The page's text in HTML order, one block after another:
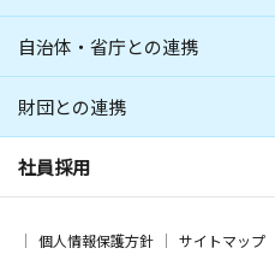
自治体・省庁との連携
財団との連携
社員採用
個人情報保護方針 サイトマップ